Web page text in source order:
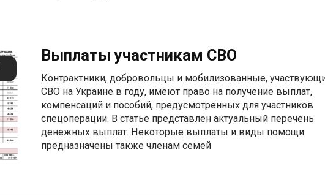
Выплаты участникам СВО
Контрактники, добровольцы и мобилизованные,
СВО на Украине в году, имеют право на получение выплат,
компенсаций и пособий, предусмотренных для участников
спецоперации. В статье представлен актуальный перечень
денежных выплат. Некоторые выплаты и виды помощи
предназначены также членам семей